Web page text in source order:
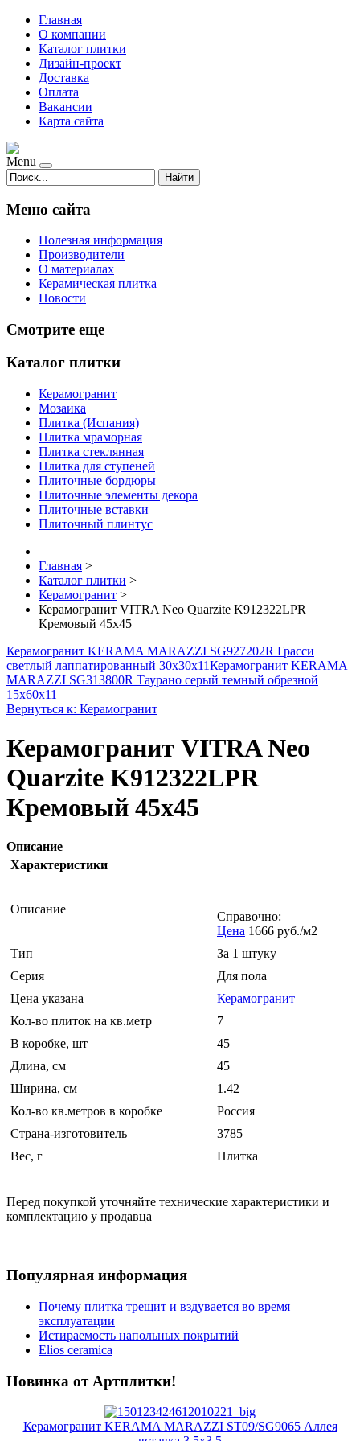
Главная
О компании
Каталог плитки
Дизайн-проект
Доставка
Оплата
Вакансии
Карта сайта
Menu
Найти
Меню сайта
Полезная информация
Производители
О материалах
Керамическая плитка
Новости
Смотрите еще
Каталог плитки
Керамогранит
Мозаика
Плитка (Испания)
Плитка мраморная
Плитка стеклянная
Плитка для ступеней
Плиточные бордюры
Плиточные элементы декора
Плиточные вставки
Плиточный плинтус
Главная >
Каталог плитки >
Керамогранит >
Керамогранит VITRA Neo Quarzite K912322LPR
Кремовый 45x45
Керамогранит KERAMA MARAZZI SG927202R Грасси
светлый лаппатированный 30х30х11Керамогранит KERAMA
MARAZZI SG313800R Таурано серый темный обрезной
15х60х11
Вернуться к: Керамогранит
Керамогранит VITRA Neo
Quarzite K912322LPR
Кремовый 45x45
Описание
Характеристики
Описание
Справочно:
Цена 1666 руб./м2
Тип
За 1 штуку
Серия
Для пола
Цена указана
Керамогранит
Кол-во плиток на кв.метр
7
В коробке, шт
45
Длина, см
45
Ширина, см
1.42
Кол-во кв.метров в коробке
Россия
Страна-изготовитель
3785
Вес, г
Плитка
Перед покупкой уточняйте технические характеристики и
комплектацию у продавца
Популярная информация
Почему плитка трещит и вздувается во время
эксплуатации
Истираемость напольных покрытий
Elios ceramica
Новинка от Артплитки!
Керамогранит KERAMA MARAZZI ST09/SG9065 Аллея